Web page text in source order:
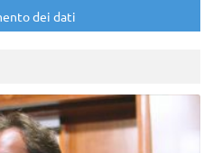
dei dati